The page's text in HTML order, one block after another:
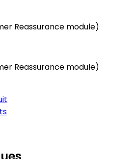
Reassurance module)
Reassurance module)